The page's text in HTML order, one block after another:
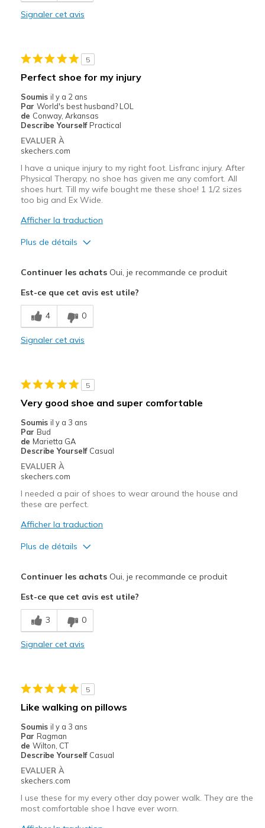
Les meilleures utilisations
Casual Wear
Sizing
View On Shoes
Shoes are for Wearing
Signaler cet avis
5
Perfect shoe for my injury
Soumis il y a 2 ans
Par World's best husband? LOL
de Conway, Arkansas
Describe Yourself Practical
EVALUER À
skechers.com
I have a unique injury to my right foot. Lisfranc injury. After
Physical Therapy, no shoe has given me any comfort. All
shoes hurt. Till my wife bought me these shoe! 1 1/2 sizes
too big and Ex Wide.
Afficher la traduction
Plus de détails
Breathe Well
Comfortable
Casual Wear
Special Occasions
Sizing
Continuer les achatsOui, je recommande ce produit
Est-ce que cet avis est utile?
4 0
Signaler cet avis
5
Very good shoe and super comfortable
Soumis il y a 3 ans
Par Bud
de Marietta GA
Describe Yourself Casual
EVALUER À
skechers.com
I needed a pair of shoes to wear around the house and
these are perfect.
Afficher la traduction
Plus de détails
Breathe Well
Comfortable
Feels true to size
View On Shoes
Continuer les achatsOui, je recommande ce produit
Est-ce que cet avis est utile?
3 0
Signaler cet avis
5
Like walking on pillows
Soumis il y a 3 ans
Par Ragman
de Wilton, CT
Describe Yourself Casual
EVALUER À
skechers.com
I use these for my every other day power walk. They are the
most comfortable shoe I have ever worn.